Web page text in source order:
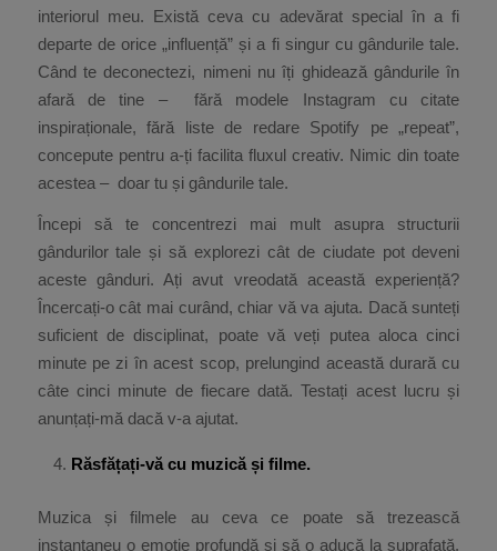
interiorul meu. Există ceva cu adevărat special în a fi
departe de orice „influență” și a fi singur cu gândurile tale.
Când te deconectezi, nimeni nu îți ghidează gândurile în
afară de tine – fără modele Instagram cu citate
inspiraționale, fără liste de redare Spotify pe „repeat”,
concepute pentru a-ți facilita fluxul creativ. Nimic din toate
acestea – doar tu și gândurile tale.
Începi să te concentrezi mai mult asupra structurii
gândurilor tale și să explorezi cât de ciudate pot deveni
aceste gânduri. Ați avut vreodată această experiență?
Încercați-o cât mai curând, chiar vă va ajuta. Dacă sunteți
suficient de disciplinat, poate vă veți putea aloca cinci
minute pe zi în acest scop, prelungind această durară cu
câte cinci minute de fiecare dată. Testați acest lucru și
anunțați-mă dacă v-a ajutat.
Răsfățați-vă cu muzică și filme.
Muzica și filmele au ceva ce poate să trezească
instantaneu o emoție profundă și să o aducă la suprafață.